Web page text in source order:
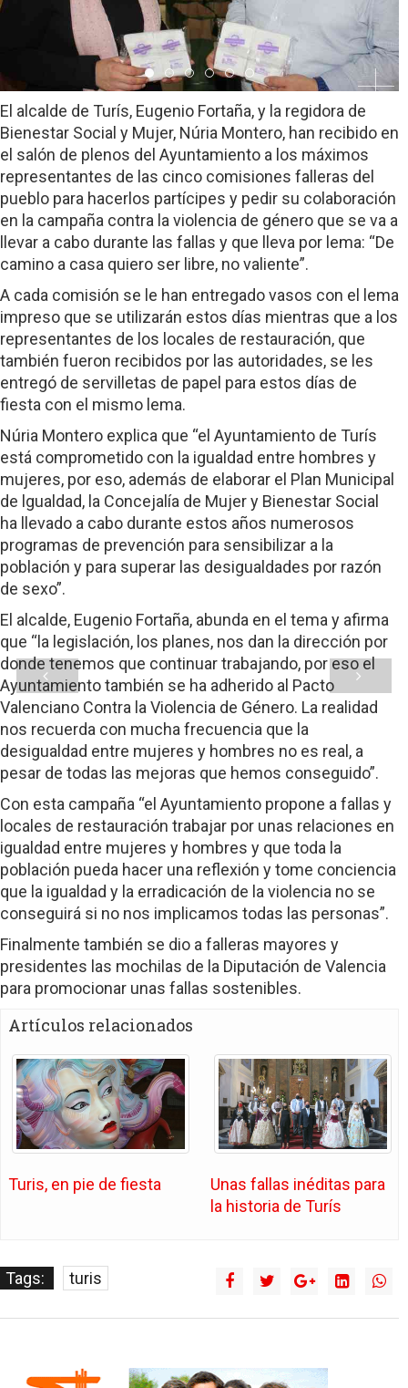
Item 0
Item 1
Item 2
Item 3
Item 4
Item 5
El alcalde de Turís, Eugenio Fortaña, y la regidora de
Bienestar Social y Mujer, Núria Montero, han recibido en
el salón de plenos del Ayuntamiento a los máximos
representantes de las cinco comisiones falleras del
pueblo para hacerlos partícipes y pedir su colaboración
en la campaña contra la violencia de género que se va a
llevar a cabo durante las fallas y que lleva por lema: “De
camino a casa quiero ser libre, no valiente”.
A cada comisión se le han entregado vasos con el lema
impreso que se utilizarán estos días mientras que a los
representantes de los locales de restauración, que
también fueron recibidos por las autoridades, se les
entregó de servilletas de papel para estos días de
fiesta con el mismo lema.
Núria Montero explica que “el Ayuntamiento de Turís
está comprometido con la igualdad entre hombres y
mujeres, por eso, además de elaborar el Plan Municipal
de lgualdad, la Concejalía de Mujer y Bienestar Social
ha llevado a cabo durante estos años numerosos
programas de prevención para sensibilizar a la
población y para superar las desigualdades por razón
de sexo”.
El alcalde, Eugenio Fortaña, abunda en el tema y afirma
que “la legislación, los planes, nos dan la dirección por
donde tenemos que continuar trabajando, por eso el
Ayuntamiento también se ha adherido al Pacto
Valenciano Contra la Violencia de Género. La realidad
nos recuerda con mucha frecuencia que la
desigualdad entre mujeres y hombres no es real, a
pesar de todas las mejoras que hemos conseguido”.
Con esta campaña “el Ayuntamiento propone a fallas y
locales de restauración trabajar por unas relaciones en
igualdad entre mujeres y hombres y que toda la
población pueda hacer una reflexión y tome conciencia
que la igualdad y la erradicación de la violencia no se
conseguirá si no nos implicamos todas las personas”.
Finalmente también se dio a falleras mayores y
presidentes las mochilas de la Diputación de Valencia
para promocionar unas fallas sostenibles.
Artículos relacionados
Turis, en pie de fiesta
Unas fallas inéditas para
la historia de Turís
Tags: turis